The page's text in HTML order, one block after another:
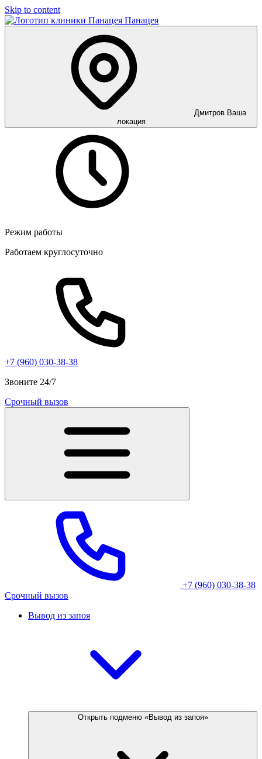
Skip to content
Панацея
Дмитров Ваша
локация
Режим работы
Работаем круглосуточно
+7 (960) 030-38-38
Звоните 24/7
Срочный вызов
+7 (960) 030-38-38
Срочный вызов
Вывод из запоя
Открыть подменю «Вывод из запоя»